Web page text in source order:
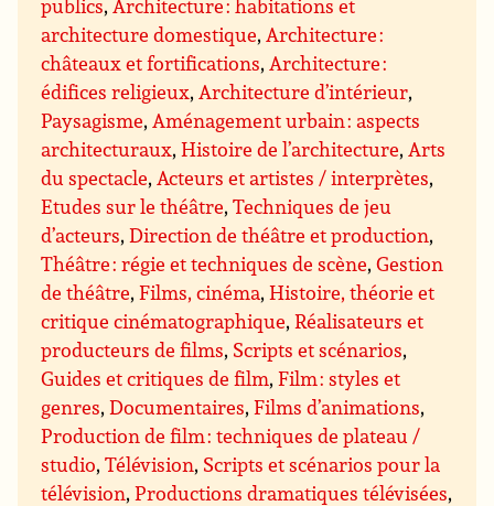
publics,Architecture : habitations et
architecture domestique,Architecture :
châteaux et fortifications,Architecture :
édifices religieux,Architecture d’intérieur,
Paysagisme,Aménagement urbain : aspects
architecturaux,Histoire de l’architecture,Arts
du spectacle,Acteurs et artistes / interprètes,
Etudes sur le théâtre,Techniques de jeu
d’acteurs,Direction de théâtre et production,
Théâtre : régie et techniques de scène,Gestion
de théâtre,Films, cinéma,Histoire, théorie et
critique cinématographique,Réalisateurs et
producteurs de films, Scripts et scénarios,
Guides et critiques de film,Film : styles et
genres,Documentaires,Films d’animations,
Production de film : techniques de plateau /
studio,Télévision, Scripts et scénarios pour la
télévision,Productions dramatiques télévisées,